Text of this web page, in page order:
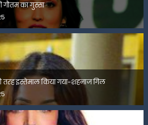
गौतम का गुस्सा
इस्तेमाल किया गया-शहनाज गिल